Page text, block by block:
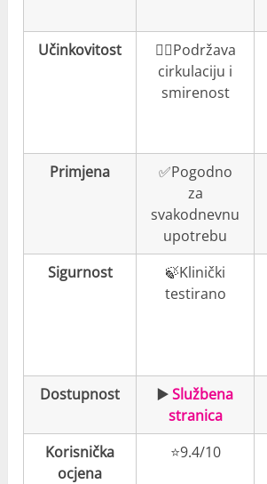
Učinkovitost
👍🏼Podržava
cirkulaciju i
smirenost
Primjena
✅Pogodno
za
svakodnevnu
upotrebu
Sigurnost
🍃Klinički
testirano
Dostupnost
▶️Službena
stranica
Korisnička
ocjena
⭐️9.4/10